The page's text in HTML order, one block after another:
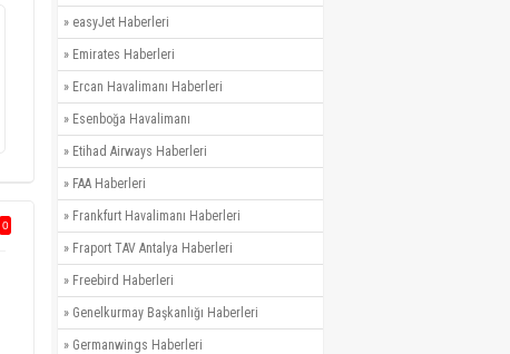
0
» easyJet Haberleri
» Emirates Haberleri
» Ercan Havalimanı Haberleri
» Esenboğa Havalimanı
» Etihad Airways Haberleri
» FAA Haberleri
» Frankfurt Havalimanı Haberleri
» Fraport TAV Antalya Haberleri
» Freebird Haberleri
» Genelkurmay Başkanlığı Haberleri
» Germanwings Haberleri